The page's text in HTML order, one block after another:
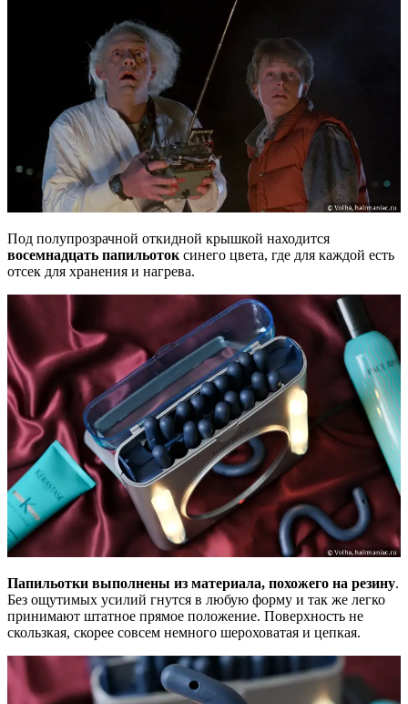
Под полупрозрачной откидной крышкой находится
восемнадцать папильоток синего цвета, где для каждой есть
отсек для хранения и нагрева.
Папильотки выполнены из материала, похожего на резину.
Без ощутимых усилий гнутся в любую форму и так же легко
принимают штатное прямое положение. Поверхность не
скользкая, скорее совсем немного шероховатая и цепкая.